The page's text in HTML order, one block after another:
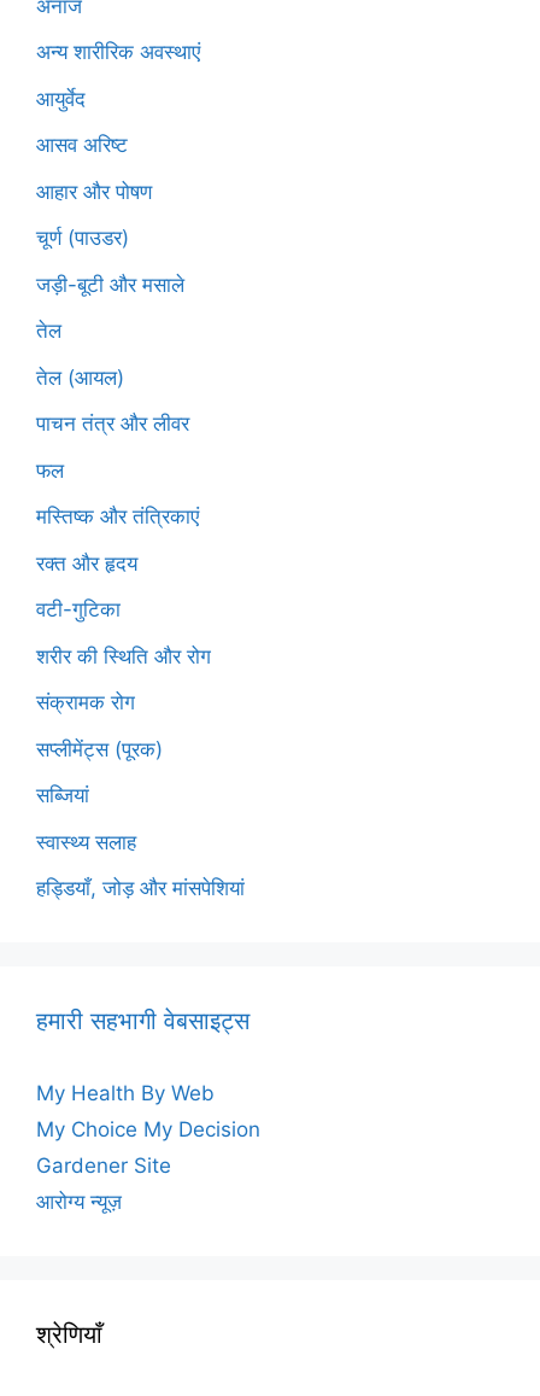
अनाज
अन्य शारीरिक अवस्थाएं
आयुर्वेद
आसव अरिष्ट
आहार और पोषण
चूर्ण (पाउडर)
जड़ी-बूटी और मसाले
तेल
तेल (आयल)
पाचन तंत्र और लीवर
फल
मस्तिष्क और तंत्रिकाएं
रक्त और हृदय
वटी-गुटिका
शरीर की स्थिति और रोग
संक्रामक रोग
सप्लीमेंट्स (पूरक)
सब्जियां
स्वास्थ्य सलाह
हड्डियाँ, जोड़ और मांसपेशियां
हमारी सहभागी वेबसाइट्स
My Health By Web
My Choice My Decision
Gardener Site
आरोग्य न्यूज़
श्रेणियाँ